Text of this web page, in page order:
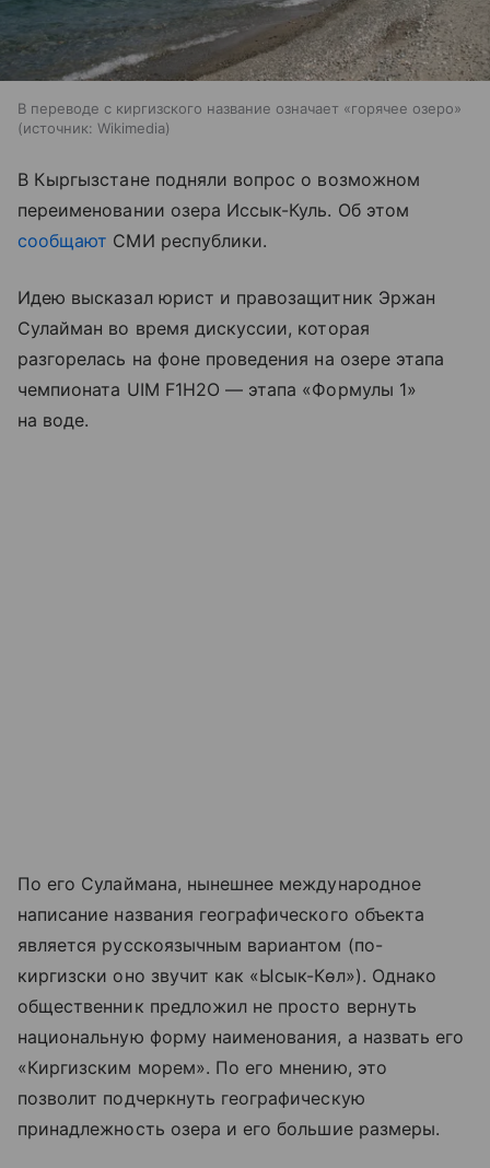
В переводе с киргизского название означает «горячее озеро»
источник: Wikimedia
В Кыргызстане подняли вопрос о возможном
переименовании озера Иссык-Куль. Об этом
сообщают СМИ республики.
Идею высказал юрист и правозащитник Эржан
Сулайман во время дискуссии, которая
разгорелась на фоне проведения на озере этапа
чемпионата UIM F1H2O — этапа «Формулы 1»
на воде.
По его Сулаймана, нынешнее международное
написание названия географического объекта
является русскоязычным вариантом (по-
киргизски оно звучит как «Ысык-Көл»). Однако
общественник предложил не просто вернуть
национальную форму наименования, а назвать его
«Киргизским морем». По его мнению, это
позволит подчеркнуть географическую
принадлежность озера и его большие размеры.